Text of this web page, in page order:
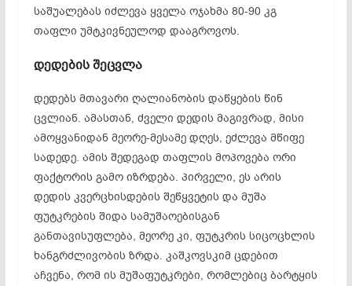
საშუალებას იძლევა ყველა ოჯახმა 80-90 კგ
თაფლი უმტკივნეულოდ დააგროვოს.
დედებისშეცვლა
დედებს მთავარი ღალიანობის დაწყების წინ
ცვლიან. ამასთან, ძველი დედის მაგივრად, მისი
ამოყვანიდან მეორე-მესამე დღეს, ეძლევა მწიფე
სადედე. ამის შედეგად თაფლის მოპოვება ორი
ფაქტორის გამო იზრდება. პირველი, ეს არის
დედის კვერცხისდების შეწყვეტის და მუშა
ფუტკრების შიდა სამუშაოებისგან
განთავისუფლება, მეორე კი, ფუტკრის სიცოცხლის
ხანგრძლივობის ზრდა. კაშკოვსკიმ ცდებით
აჩვენა, რომ ის მუშაფუტკრები, რომლებიც ბარტყის